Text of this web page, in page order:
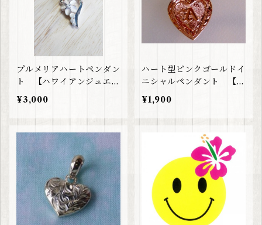
プルメリアハートペンダン
ト 【ハワイアンジュエリ
ー】
¥3,000
ハート型ピンクゴールドイ
ニシャルペンダント 【ハ
ワイアンジュエリー】
¥1,900